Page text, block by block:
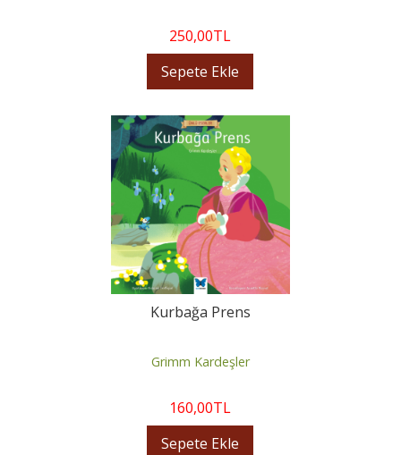
250,00TL
Sepete Ekle
Kurbağa Prens
Grimm Kardeşler
160,00TL
Sepete Ekle